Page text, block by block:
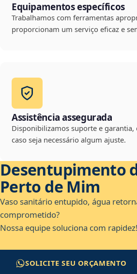
Equipamentos específicos
Trabalhamos com ferramentas
proporcionam um serviço eficaz e
Assistência assegurada
Disponibilizamos suporte e
caso seja necessário algum ajuste.
Desentupimento
Perto de Mim
Vaso sanitário entupido, água
comprometido?
Nossa equipe soluciona com rapidez!
SOLICITE SEU ORÇAMENTO